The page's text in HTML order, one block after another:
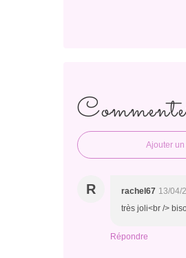
Ajouter
R rachel67 13/04/
très joli<br />
Répondre